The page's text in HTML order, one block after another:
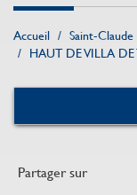
Accueil
Saint-Claude
HAUT DE VILLA
Partager sur